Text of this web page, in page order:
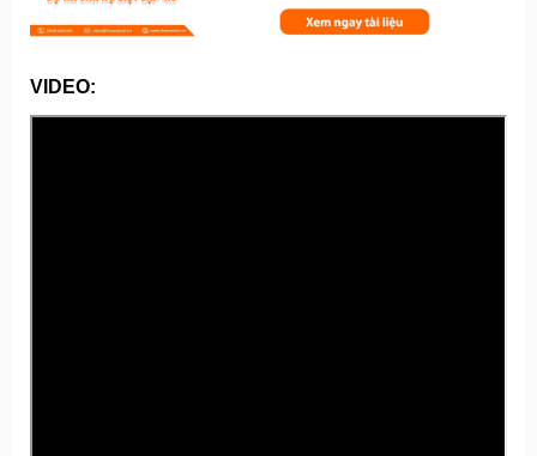
VIDEO: